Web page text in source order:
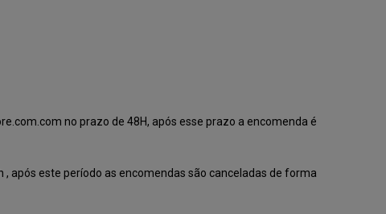
no prazo de 48H, após esse prazo a encomenda é
após este período as encomendas são canceladas de forma